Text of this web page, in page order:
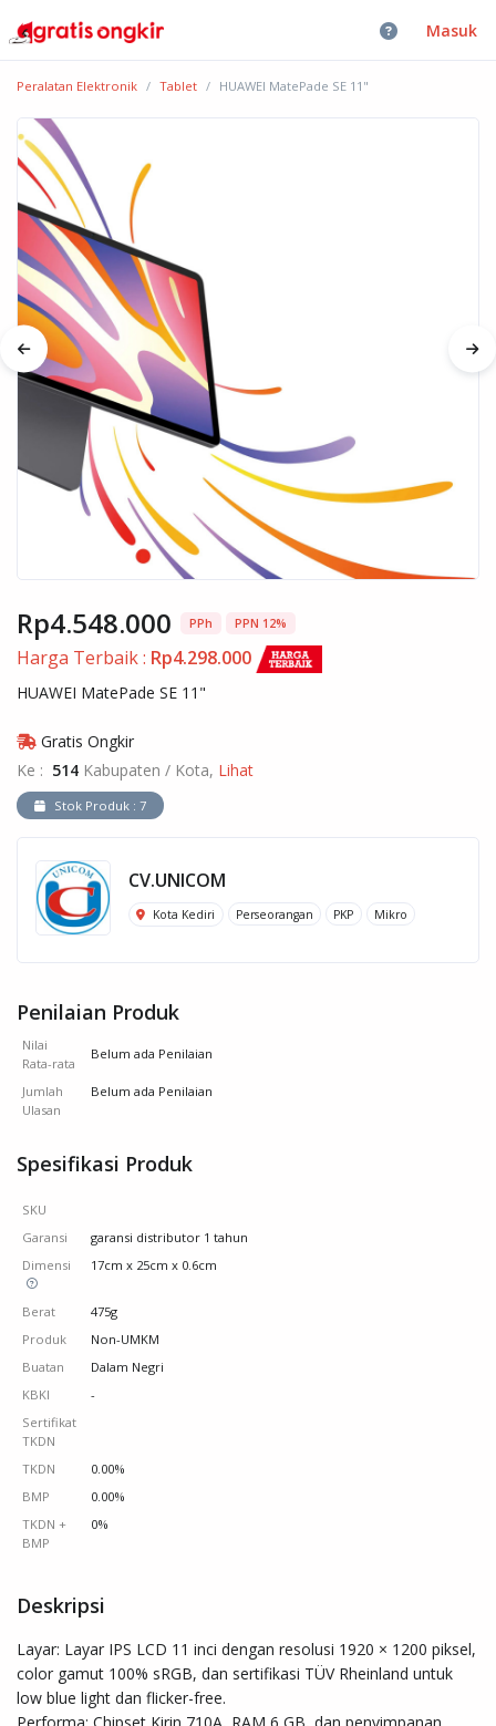
Masuk
Peralatan Elektronik Tablet HUAWEI MatePade SE 11"
Rp4.548.000 PPh PPN 12%
Harga Terbaik : Rp4.298.000
HUAWEI MatePade SE 11"
Gratis Ongkir
Ke : 514 Kabupaten / Kota, Lihat
Stok Produk : 7
CV.UNICOM
Kota Kediri Perseorangan PKP Mikro
Penilaian Produk
Nilai
Rata-rata
Belum ada Penilaian
Jumlah
Ulasan
Belum ada Penilaian
Spesifikasi Produk
SKU
Garansi
garansi distributor 1 tahun
Dimensi
17cm x 25cm x 0.6cm
Berat
475g
Produk
Non-UMKM
Buatan
Dalam Negri
KBKI
-
Sertifikat
TKDN
TKDN
0.00%
BMP
0.00%
TKDN +
BMP
0%
Deskripsi
Layar: Layar IPS LCD 11 inci dengan resolusi 1920 × 1200 piksel,
color gamut 100% sRGB, dan sertifikasi TÜV Rheinland untuk
low blue light dan flicker-free.
Performa: Chipset Kirin 710A, RAM 6 GB, dan penyimpanan